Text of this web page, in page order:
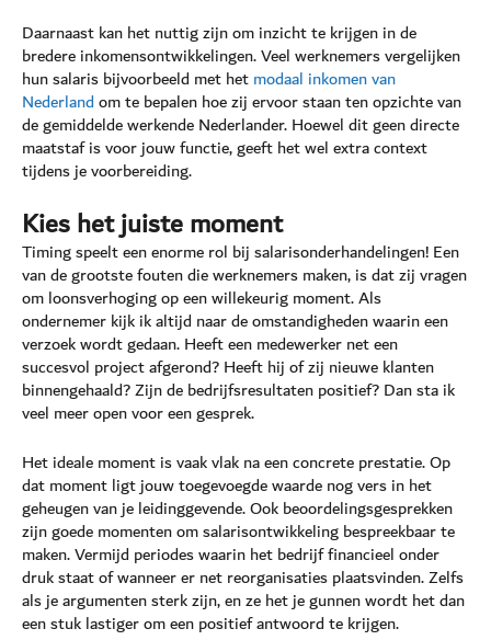
Daarnaast kan het nuttig zijn om inzicht te krijgen in de
bredere inkomensontwikkelingen. Veel werknemers vergelijken
hun salaris bijvoorbeeld met hetmodaal inkomen van
Nederlandom te bepalen hoe zij ervoor staan ten opzichte van
de gemiddelde werkende Nederlander. Hoewel dit geen directe
maatstaf is voor jouw functie, geeft het wel extra context
tijdens je voorbereiding.
Kies het juiste moment
Timing speelt een enorme rol bij salarisonderhandelingen! Een
van de grootste fouten die werknemers maken, is dat zij vragen
om loonsverhoging op een willekeurig moment. Als
ondernemer kijk ik altijd naar de omstandigheden waarin een
verzoek wordt gedaan. Heeft een medewerker net een
succesvol project afgerond? Heeft hij of zij nieuwe klanten
binnengehaald? Zijn de bedrijfsresultaten positief? Dan sta ik
veel meer open voor een gesprek.
Het ideale moment is vaak vlak na een concrete prestatie. Op
dat moment ligt jouw toegevoegde waarde nog vers in het
geheugen van je leidinggevende. Ook beoordelingsgesprekken
zijn goede momenten om salarisontwikkeling bespreekbaar te
maken. Vermijd periodes waarin het bedrijf financieel onder
druk staat of wanneer er net reorganisaties plaatsvinden. Zelfs
als je argumenten sterk zijn, en ze het je gunnen wordt het dan
een stuk lastiger om een positief antwoord te krijgen.